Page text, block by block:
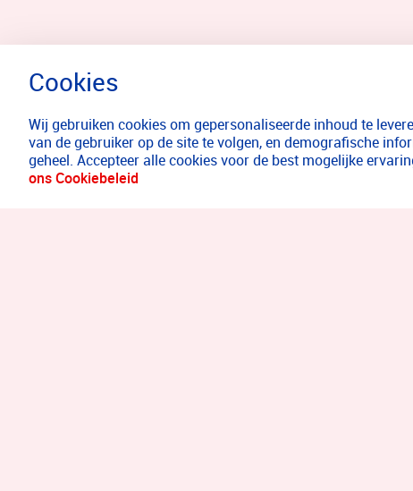
Wij gebruiken cookies om gepersonaliseerde inhoud te
van de gebruiker op de site te volgen, en demografische
geheel. Accepteer alle cookies voor de best mogelijke
ons Cookiebeleid